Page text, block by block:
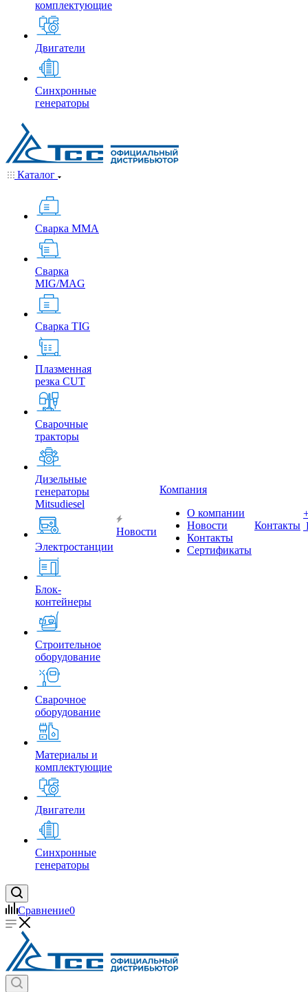
комплектующие
Двигатели
Синхронные
генераторы
Каталог
Сварка MMA
Сварка
MIG/MAG
Сварка TIG
Плазменная
резка CUT
Сварочные
тракторы
Дизельные
генераторы
Mitsudiesel
Электростанции
Блок-
контейнеры
Строительное
оборудование
Сварочное
оборудование
Материалы и
комплектующие
Двигатели
Синхронные
генераторы
Новости
Компания
О компании
Новости
Контакты
Сертификаты
Контакты
Сравнение0